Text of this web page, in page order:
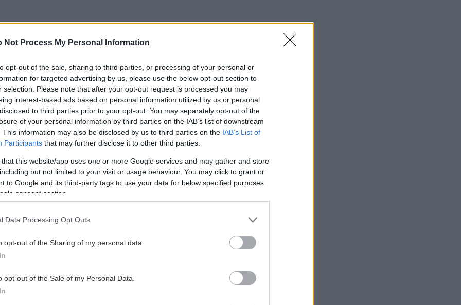
Not Process My Personal Information
opt-out of the sale, sharing to third parties, or processing of your personal or
for targeted advertising by us, please use the below opt-out section to
selection. Please note that after your opt-out request is processed you may
interest-based ads based on personal information utilized by us or personal
to third parties prior to your opt-out. You may separately opt-out of the
of your personal information by third parties on the IAB’s list of downstream
This information may also be disclosed by us to third parties on the IAB’s List of
Participants that may further disclose it to other third parties.
that this website/app uses one or more Google services and may gather and store
but not limited to your visit or usage behaviour. You may click to grant or
to Google and its third-party tags to use your data for below specified purposes
consent section.
Data Processing Opt Outs
opt-out of the Sharing of my personal data.
opt-out of the Sale of my Personal Data.